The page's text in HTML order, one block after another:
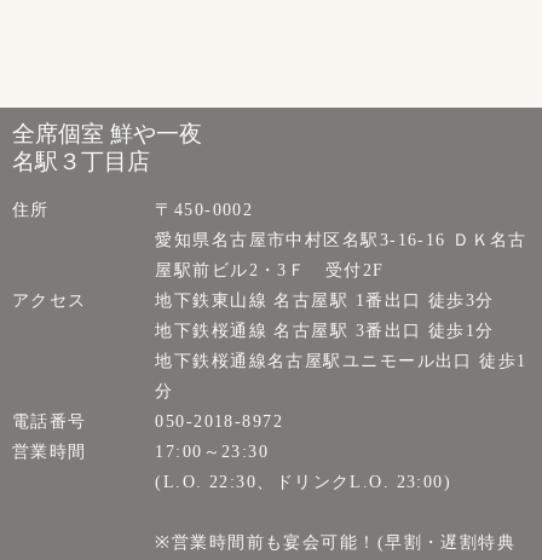
全席個室 鮮や一夜
名駅３丁目店
住所
〒450-0002
愛知県名古屋市中村区名駅3-16-16 ＤＫ名古
屋駅前ビル2・3Ｆ 受付2F
アクセス
地下鉄東山線 名古屋駅 1番出口 徒歩3分
地下鉄桜通線 名古屋駅 3番出口 徒歩1分
地下鉄桜通線名古屋駅ユニモール出口 徒歩1
分
電話番号
050-2018-8972
営業時間
17:00～23:30
(L.O. 22:30、ドリンクL.O. 23:00)
※営業時間前も宴会可能！(早割・遅割特典